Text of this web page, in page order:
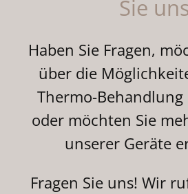
Sie
Haben Sie Fragen,
über die
Thermo-
oder möchten Sie
unserer Geräte
Fragen Sie uns! Wir